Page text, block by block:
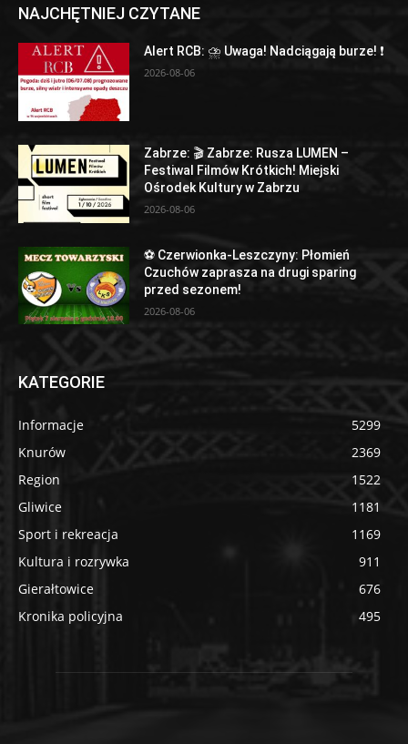
NAJCHĘTNIEJ CZYTANE
Alert RCB: ⛈ Uwaga! Nadciągają burze! ❗
2026-08-06
Zabrze: 🎬 Zabrze: Rusza LUMEN –
Festiwal Filmów Krótkich! Miejski
Ośrodek Kultury w Zabrzu
2026-08-06
⚽ Czerwionka-Leszczyny: Płomień
Czuchów zaprasza na drugi sparing
przed sezonem!
2026-08-06
KATEGORIE
Informacje
5299
Knurów
2369
Region
1522
Gliwice
1181
Sport i rekreacja
1169
Kultura i rozrywka
911
Gierałtowice
676
Kronika policyjna
495